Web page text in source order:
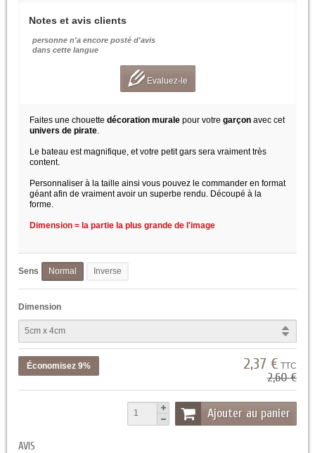
Notes et avis clients
personne n'a encore posté d'avis
dans cette langue
Evaluez-le
Faites une chouette décoration murale pour votre garçon avec cet
univers de pirate.
Le bateau est magnifique, et votre petit gars sera vraiment très
content.
Personnaliser à la taille ainsi vous pouvez le commander en format
géant afin de vraiment avoir un superbe rendu. Découpé à la
forme.
Dimension = la partie la plus grande de l'image
Sens Normal Inverse
Dimension
Économisez 9% 2,37 € TTC
2,60 €
Ajouter au panier
AVIS